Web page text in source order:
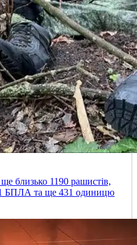
близько 1190 рашистів,
БПЛА та ще 431 одиницю